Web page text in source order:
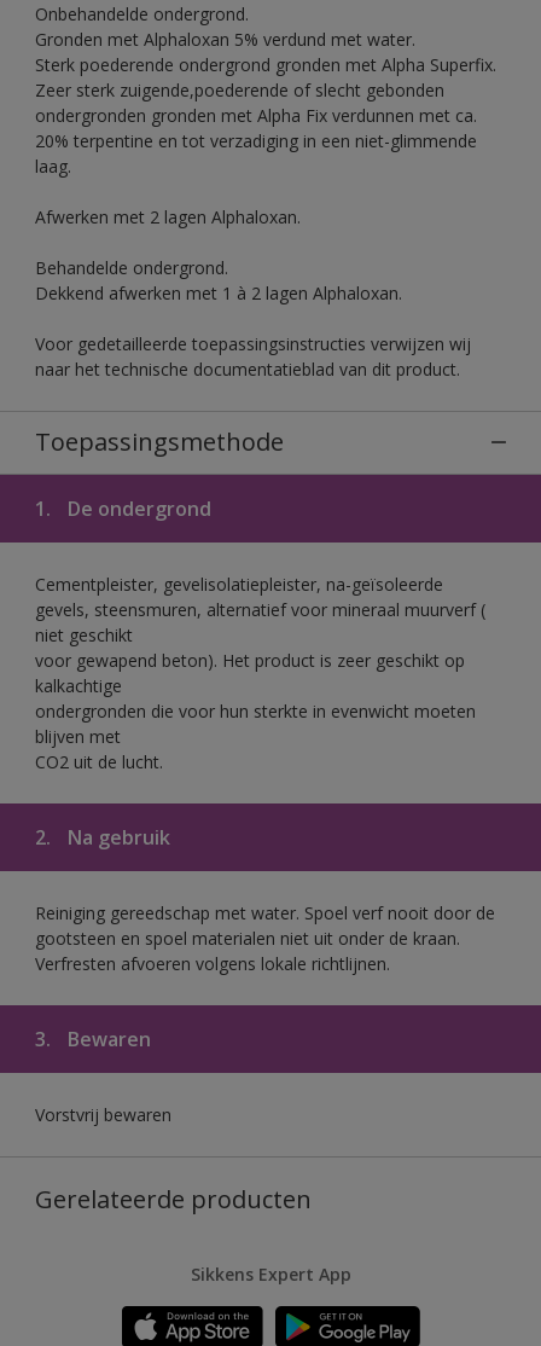
Onbehandelde ondergrond.
Gronden met Alphaloxan 5% verdund met water.
Sterk poederende ondergrond gronden met Alpha Superfix.
Zeer sterk zuigende,poederende of slecht gebonden
ondergronden gronden met Alpha Fix verdunnen met ca.
20% terpentine en tot verzadiging in een niet-glimmende
laag.
Afwerken met 2 lagen Alphaloxan.
Behandelde ondergrond.
Dekkend afwerken met 1 à 2 lagen Alphaloxan.
Voor gedetailleerde toepassingsinstructies verwijzen wij
naar het technische documentatieblad van dit product.
Toepassingsmethode
1. De ondergrond
Cementpleister, gevelisolatiepleister, na-geïsoleerde
gevels, steensmuren, alternatief voor mineraal muurverf (
niet geschikt
voor gewapend beton). Het product is zeer geschikt op
kalkachtige
ondergronden die voor hun sterkte in evenwicht moeten
blijven met
CO2 uit de lucht.
2. Na gebruik
Reiniging gereedschap met water. Spoel verf nooit door de
gootsteen en spoel materialen niet uit onder de kraan.
Verfresten afvoeren volgens lokale richtlijnen.
3. Bewaren
Vorstvrij bewaren
Gerelateerde producten
Sikkens Expert App